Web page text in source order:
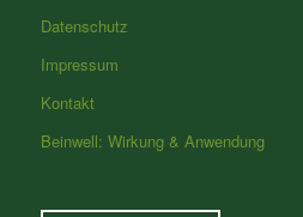
Datenschutz
Impressum
Kontakt
Beinwell: Wirkung & Anwendung